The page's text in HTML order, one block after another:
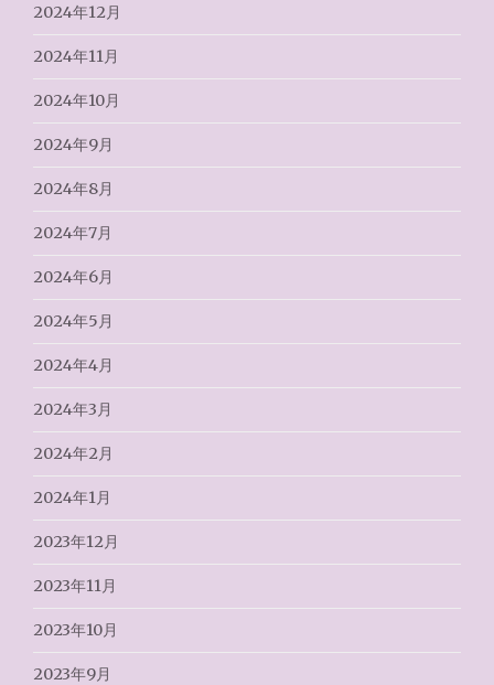
2024年12月
2024年11月
2024年10月
2024年9月
2024年8月
2024年7月
2024年6月
2024年5月
2024年4月
2024年3月
2024年2月
2024年1月
2023年12月
2023年11月
2023年10月
2023年9月